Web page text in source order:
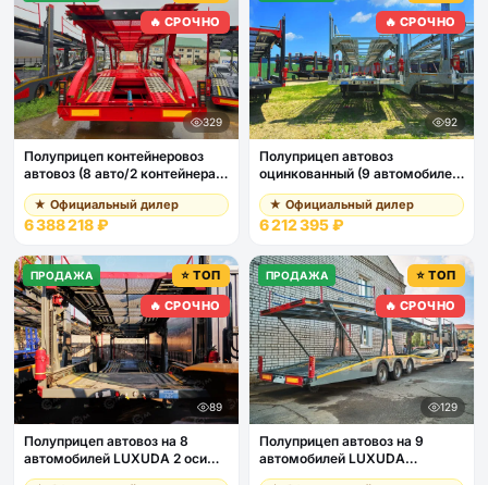
🔥 СРОЧНО
329
Полуприцеп контейнеровоз
автовоз (8 авто/2 контейнера
20ф) LUXUDA 3 оси BPW,
пневмоподвеска, передняя
ось ленивая
★ Официальный дилер
6 388 218 ₽
🔥 СРОЧНО
92
Полуприцеп автовоз
оцинкованный (9 автомобилей)
LUXUDA 2 оси SAF,
пневмоподвеска
★ Официальный дилер
6 212 395 ₽
ПРОДАЖА
⭐ ТОП
🔥 СРОЧНО
89
Полуприцеп автовоз на 8
автомобилей LUXUDA 2 оси
FUWA (пневмоподвеска)
ПРОДАЖА
⭐ ТОП
🔥 СРОЧНО
129
Полуприцеп автовоз на 9
автомобилей LUXUDA
LZC9407BG 3 оси SAF